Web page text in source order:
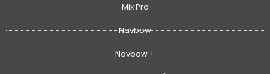
Mix Pro
Navbow
Navbow +